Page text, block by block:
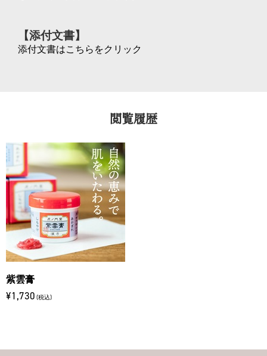
【添付文書】
添付文書はこちらをクリック
閲覧履歴
紫雲膏
¥1,730 (税込)